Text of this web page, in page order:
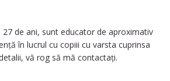
vă rog să mă contactați.